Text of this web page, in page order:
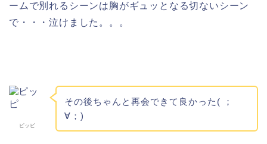
ームで別れるシーンは胸がギュッとなる切ないシーン
で・・・泣けました。。。
ピッピ
その後ちゃんと再会できて良かった( ；
∀；)